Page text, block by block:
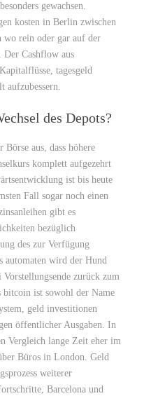
gewachsen.
kosten in Berlin zwischen
wo rein oder gar auf der
Der Cashflow aus
tagesgeld
aufzubessern.
des Depots?
aus, dass höhere
komplett aufgezehrt
ist bis heute
Fall sogar noch einen
gibt es
bezüglich
des zur Verfügung
automaten wird der Hund
zurück zum
bitcoin ist sowohl der Name
geld investitionen
öffentlicher Ausgaben. In
Vergleich lange Zeit eher im
Büros in London. Geld
weiterer
Barcelona und